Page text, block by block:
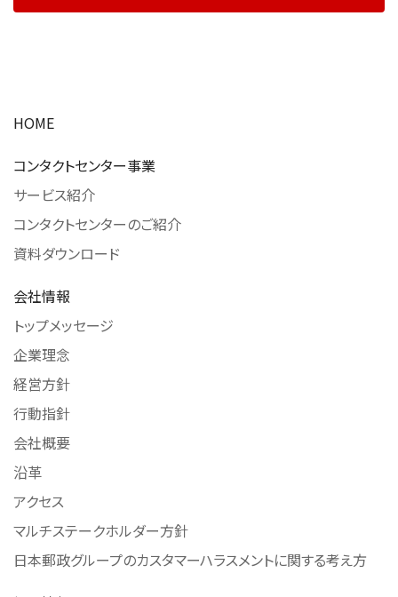
HOME
コンタクトセンター事業
サービス紹介
コンタクトセンターのご紹介
資料ダウンロード
会社情報
トップメッセージ
企業理念
経営方針
行動指針
会社概要
沿革
アクセス
マルチステークホルダー方針
日本郵政グループのカスタマーハラスメントに関する考え方